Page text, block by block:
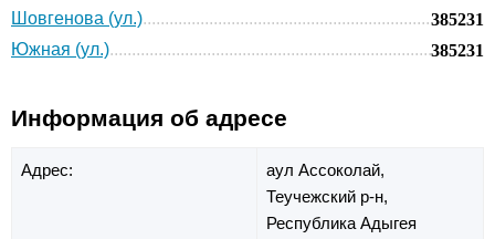
Шовгенова (ул.)
385231
Южная (ул.)
385231
Информация об адресе
Адрес:
аул Ассоколай,
Теучежский р-н,
Республика Адыгея